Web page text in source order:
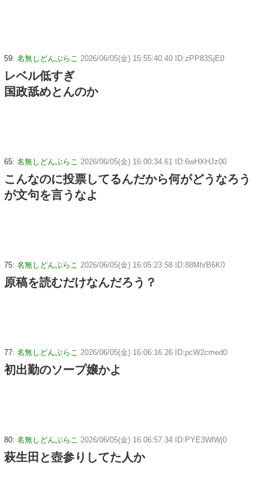
59: 名無しどんぶらこ 2026/06/05(金) 15:55:40.40 ID:zPP83SjE0
レベル低すぎ
国政舐めとんのか
65: 名無しどんぶらこ 2026/06/05(金) 16:00:34.61 ID:6wHXHJz00
こんなのに投票してるんだから何がどうなろう
が文句を言うなよ
75: 名無しどんぶらこ 2026/06/05(金) 16:05:23.58 ID:88Mh/B6K0
原稿を読むだけなんだろう？
77: 名無しどんぶらこ 2026/06/05(金) 16:06:16.26 ID:pcW2cmed0
初出勤のソープ嬢かよ
80: 名無しどんぶらこ 2026/06/05(金) 16:06:57.34 ID:PYE3WlWj0
萩生田と壺参りしてた人か